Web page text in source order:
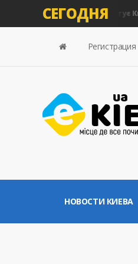
СЕГОДНЯ
грн збитків: скільки коштує
Регистрация
НОВОСТИ КИЕВА